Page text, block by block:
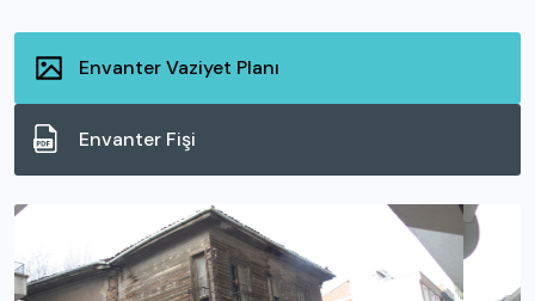
Envanter Vaziyet Planı
Envanter Fişi